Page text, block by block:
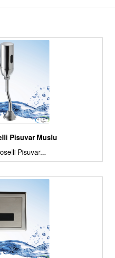
Pisuvar Muslu
Pisuvar...